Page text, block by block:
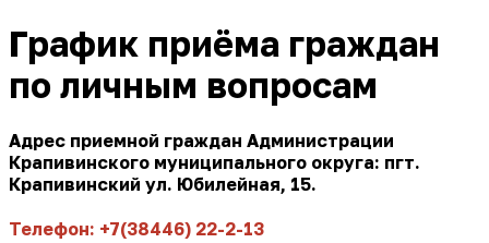
График приёма граждан
по личным вопросам
Адрес приемной граждан Администрации
Крапивинского муниципального округа: пгт.
Крапивинский ул. Юбилейная, 15.
Телефон: +7(38446) 22-2-13